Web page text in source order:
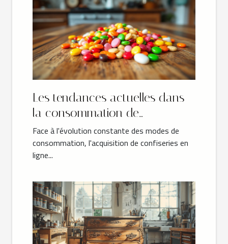
Les tendances actuelles dans
la consommation de
confiseries en ligne
Face à l'évolution constante des modes de
consommation, l'acquisition de confiseries en
ligne...